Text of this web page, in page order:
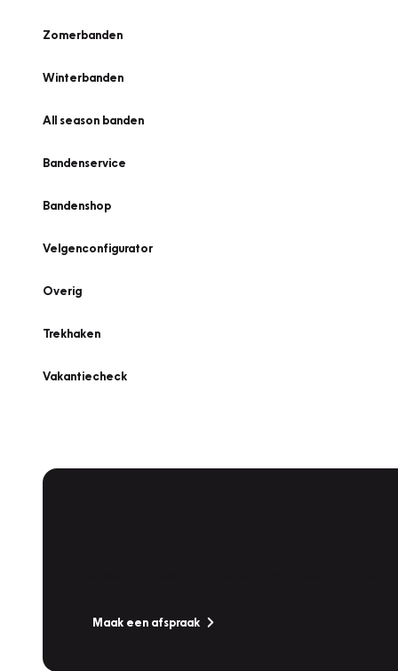
Zomerbanden
Winterbanden
All season banden
Bandenservice
Bandenshop
Velgenconfigurator
Overig
Trekhaken
Vakantiecheck
Maak een afspraak